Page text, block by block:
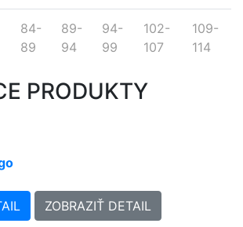
84-
89
89-
94
94-
99
102-
107
109-
114
PRODUKTY
ZOBRAZIŤ DETAIL